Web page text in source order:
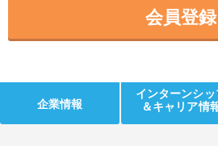
会員登録
企業情報
インターンシッ
＆キャリア情